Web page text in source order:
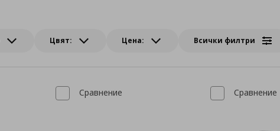
Цвят: Цена: Всички филтри
Сравнение Сравнение